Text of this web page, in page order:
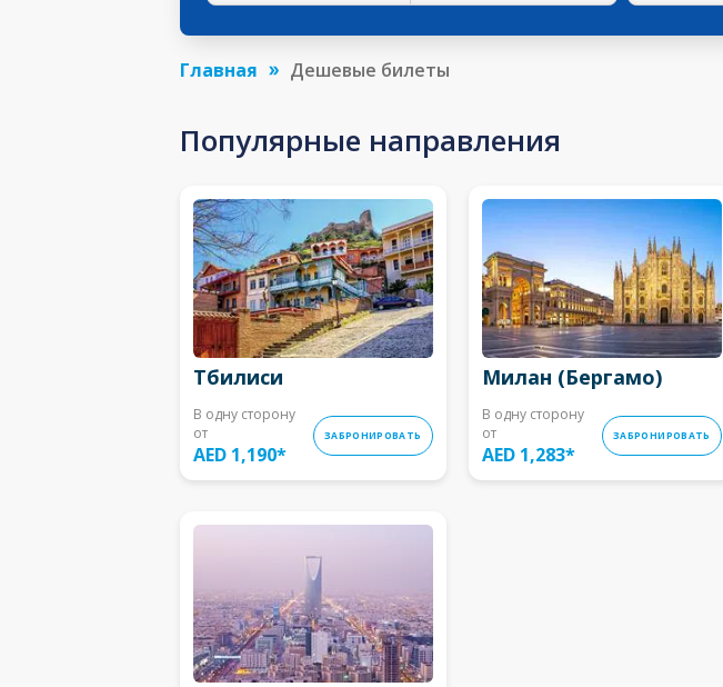
Главная Дешевые билеты
Популярные направления
Тбилиси
В одну сторону
от
AED 1,190*
ЗАБРОНИРОВАТЬ
Милан (Бергамо)
В одну сторону
от
AED 1,283*
ЗАБРОНИРОВАТЬ